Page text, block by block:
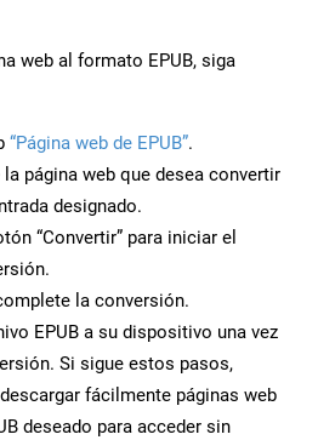
web al formato EPUB, siga
“Página web de EPUB”.
la página web que desea convertir
designado.
“Convertir” para iniciar el
la conversión.
EPUB a su dispositivo una vez
Si sigue estos pasos,
fácilmente páginas web
deseado para acceder sin